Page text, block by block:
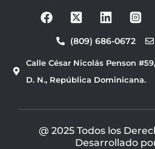
F
a
b
o
o
(809) 686-0672
Calle César Nicolás Penson
D. N., República Dominicana.
@ 2025 Todos los
Desarrollado